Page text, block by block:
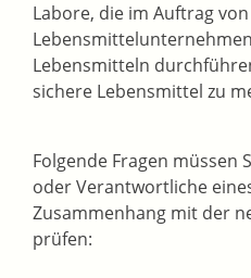
Labore, die im Auftrag von
Lebensmitteln
sichere Lebensmittel zu
Folgende Fragen müssen
oder Verantwortliche
Zusammenhang mit der
prüfen: